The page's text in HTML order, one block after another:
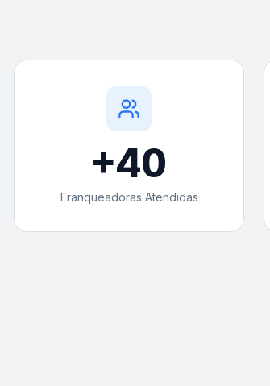
+40
Franqueadoras Atendidas